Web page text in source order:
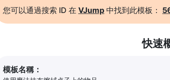
您可以通過搜索 ID 在 VJump 中找到此模板：
快速
模板名稱：